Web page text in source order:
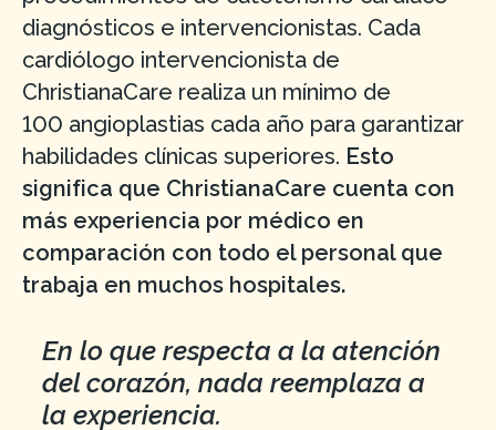
diagnósticos e intervencionistas. Cada
cardiólogo intervencionista de
ChristianaCare realiza un mínimo de
100 angioplastias cada año para garantizar
habilidades clínicas superiores. Esto
significa que ChristianaCare cuenta con
más experiencia por médico en
comparación con todo el personal que
trabaja en muchos hospitales.
En lo que respecta a la atención
del corazón, nada reemplaza a
la experiencia.